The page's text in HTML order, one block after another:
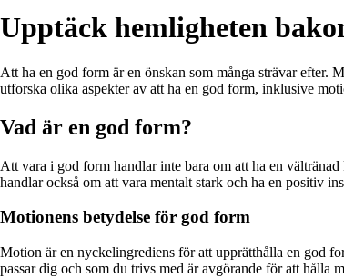
Upptäck hemligheten
Att ha en god form är en önskan som många strävar efter.
utforska olika aspekter av att ha en god form, inklusive
Vad är en god form?
Att vara i god form handlar inte bara om att ha en
handlar också om att vara mentalt stark och ha en positiv
Motionens betydelse för god form
Motion är en nyckelingrediens för att upprätthålla en god
passar dig och som du trivs med är avgörande för att hålla